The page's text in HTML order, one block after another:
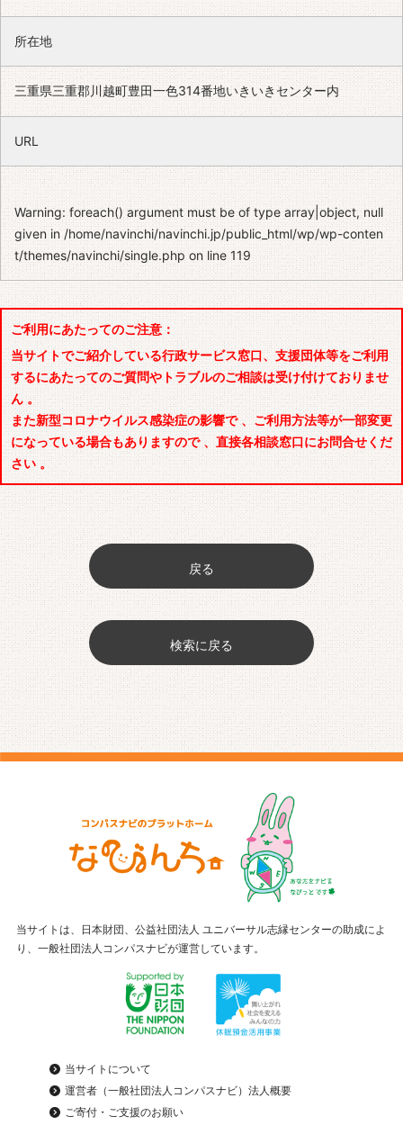
所在地
三重県三重郡川越町豊田一色314番地いきいきセンター内
URL
Warning: foreach() argument must be of type array|object, null
given in/home/navinchi/navinchi.jp/public_html/wp/wp-conten
t/themes/navinchi/single.php on line119
ご利用にあたってのご注意：
当サイトでご紹介している行政サービス窓口、支援団体等をご利用
するにあたってのご質問やトラブルのご相談は受け付けておりませ
ん 。
また新型コロナウイルス感染症の影響で 、ご利用方法等が一部変更
になっている場合もありますので 、直接各相談窓口にお問合せくだ
さい 。
戻る
検索に戻る
当サイトは、日本財団、公益社団法人 ユニバーサル志縁センターの助成によ
り、一般社団法人コンパスナビが運営しています。
当サイトについて
運営者（一般社団法人コンパスナビ）法人概要
ご寄付・ご支援のお願い